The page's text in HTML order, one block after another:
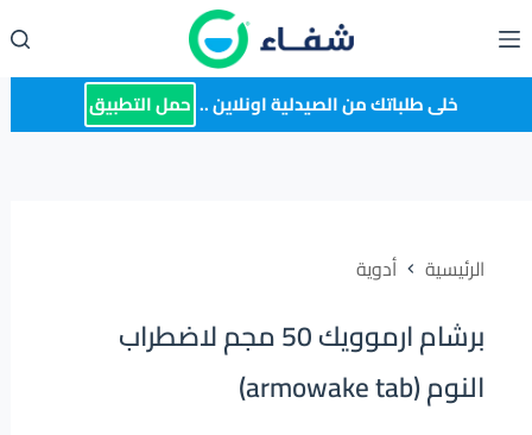
إلى
المحتوى خلى طلباتك من الصيدلية اونلاين .. حمل التطبيق
الرئيسية أدوية
برشام ارموويك 50 مجم لاضطراب
النوم (armowake tab)